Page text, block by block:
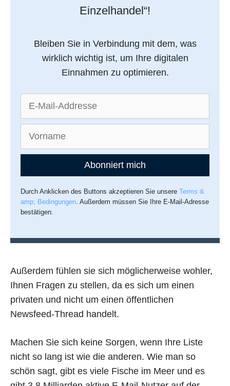
Einzelhandel“!
Bleiben Sie in Verbindung mit dem, was
wirklich wichtig ist, um Ihre digitalen
Einnahmen zu optimieren.
Abonniert mich
Durch Anklicken des Buttons akzeptieren Sie unsereTerms &
amp; Bedingungen. Außerdem müssen Sie Ihre E-Mail-Adresse
bestätigen.
Außerdem fühlen sie sich möglicherweise wohler,
Ihnen Fragen zu stellen, da es sich um einen
privaten und nicht um einen öffentlichen
Newsfeed-Thread handelt.
Machen Sie sich keine Sorgen, wenn Ihre Liste
nicht so lang ist wie die anderen. Wie man so
schön sagt, gibt es viele Fische im Meer und es